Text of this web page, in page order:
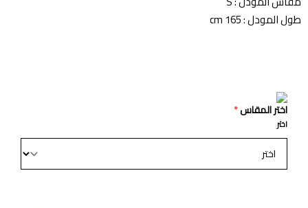
طول المودل : 165 cm
اختر المقاس*
اختر